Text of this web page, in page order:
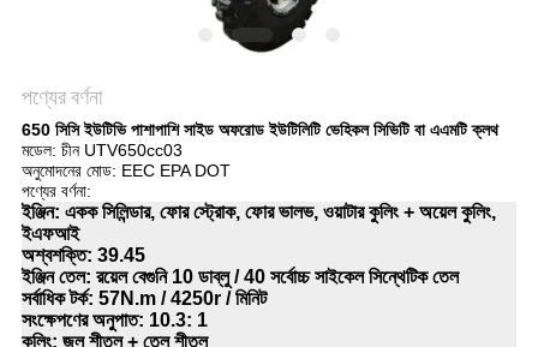
পণ্যের বর্ণনা
650 সিসি ইউটিভি পাশাপাশি সাইড অফরোড ইউটিলিটি ভেহিকল সিভিটি বা এএমটি ক্লথ
মডেল: চীন UTV650cc03
অনুমোদনের মোড: EEC EPA DOT
পণ্যের বর্ণনা:
ইঞ্জিন: একক সিলিন্ডার, ফোর স্ট্রোক, ফোর ভালভ, ওয়াটার কুলিং + অয়েল কুলিং,
ইএফআই
অশ্বশক্তি: 39.45
ইঞ্জিন তেল: রয়েল বেগুনি 10 ডাব্লু / 40 সর্বোচ্চ সাইকেল সিন্থেটিক তেল
সর্বাধিক টর্ক: 57N.m / 4250r / মিনিট
সংক্ষেপণের অনুপাত: 10.3: 1
কুলিং: জল শীতল + তেল শীতল